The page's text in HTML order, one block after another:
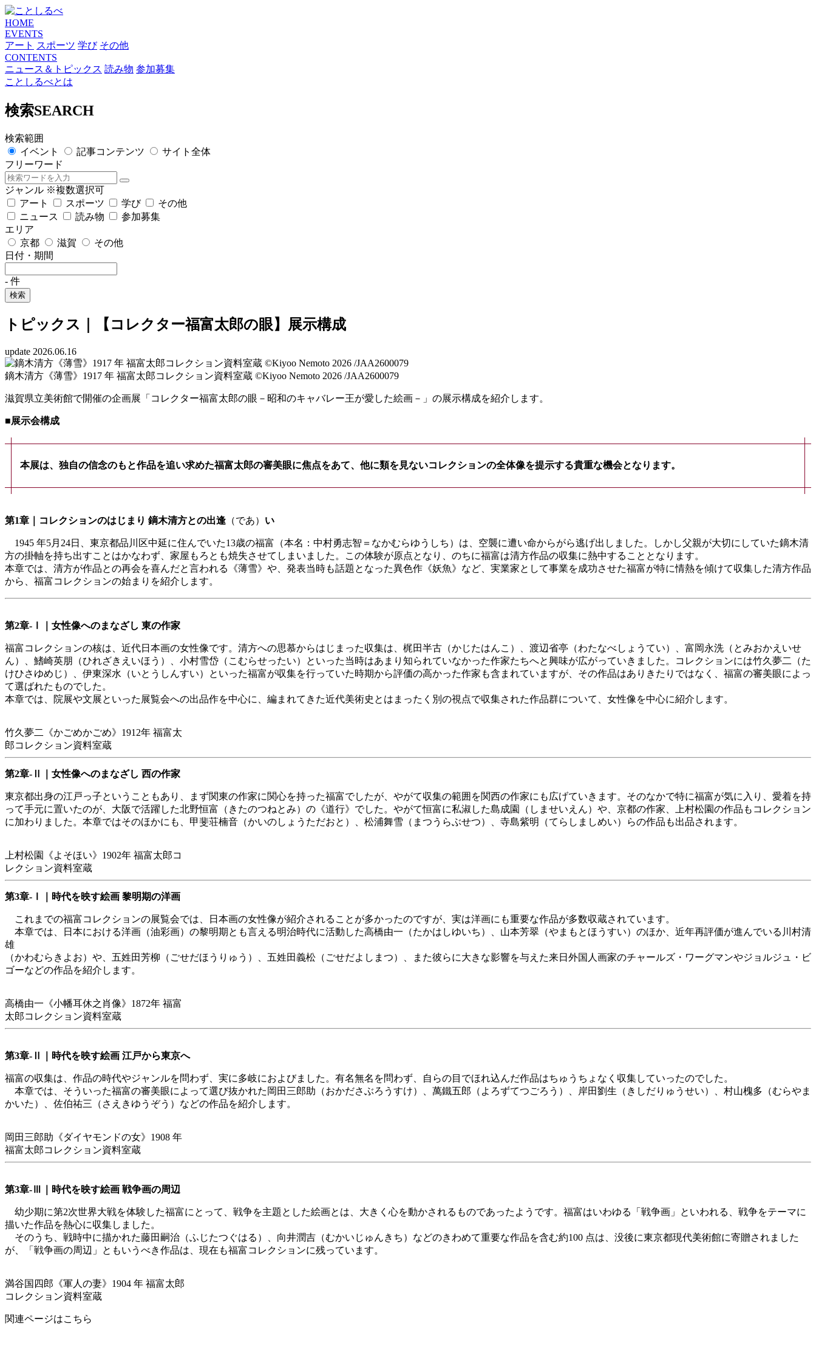
HOME
EVENTS
アート スポーツ 学び その他
CONTENTS
ニュース＆トピックス 読み物 参加募集
ことしるべとは
検索SEARCH
検索範囲
イベント
記事コンテンツ
サイト全体
フリーワード
ジャンル ※複数選択可
アート
スポーツ 学び
その他
ニュース
読み物
参加募集
エリア
京都
滋賀
その他
日付・期間
- 件
検索
トピックス｜【コレクター福富太郎の眼】展示構成
update 2026.06.16
鏑木清方《薄雪》1917 年 福富太郎コレクション資料室蔵 ©Kiyoo Nemoto 2026 /JAA2600079
滋賀県立美術館で開催の企画展「コレクター福富太郎の眼－昭和のキャバレー王が愛した絵画－」の展示構成を紹介します。
■展示会構成
本展は、独自の信念のもと作品を追い求めた福富太郎の審美眼に焦点をあて、他に類を見ないコレクションの全体像を提示する貴重な機会となります。
第1章｜コレクションのはじまり 鏑木清方との出逢 （であ） い
1945 年5月24日、東京都品川区中延に住んでいた13歳の福富（本名：中村勇志智＝なかむらゆうしち）は、空襲に遭い命からがら逃げ出しました。しかし父親が大切にしていた鏑木清
方の掛軸を持ち出すことはかなわず、家屋もろとも焼失させてしまいました。この体験が原点となり、のちに福富は清方作品の収集に熱中することとなります。
本章では、清方が作品との再会を喜んだと言われる《薄雪》や、発表当時も話題となった異色作《妖魚》など、実業家として事業を成功させた福富が特に情熱を傾けて収集した清方作品
から、福富コレクションの始まりを紹介します。
第2章-Ⅰ｜女性像へのまなざし 東の作家
福富コレクションの核は、近代日本画の女性像です。清方への思慕からはじまった収集は、梶田半古（かじたはんこ）、渡辺省亭（わたなべしょうてい）、富岡永洗（とみおかえいせ
ん）、鰭崎英朋（ひれざきえいほう）、小村雪岱（こむらせったい）といった当時はあまり知られていなかった作家たちへと興味が広がっていきました。コレクションには竹久夢二（た
けひさゆめじ）、伊東深水（いとうしんすい）といった福富が収集を行っていた時期から評価の高かった作家も含まれていますが、その作品はありきたりではなく、福富の審美眼によっ
て選ばれたものでした。
本章では、院展や文展といった展覧会への出品作を中心に、編まれてきた近代美術史とはまったく別の視点で収集された作品群について、女性像を中心に紹介します。
竹久夢二《かごめかごめ》1912年 福富太
郎コレクション資料室蔵
第2章-Ⅱ｜女性像へのまなざし 西の作家
東京都出身の江戸っ子ということもあり、まず関東の作家に関心を持った福富でしたが、やがて収集の範囲を関西の作家にも広げていきます。そのなかで特に福富が気に入り、愛着を持
って手元に置いたのが、大阪で活躍した北野恒富（きたのつねとみ）の《道行》でした。やがて恒富に私淑した島成園（しませいえん）や、京都の作家、上村松園の作品もコレクション
に加わりました。本章ではそのほかにも、甲斐荘楠音（かいのしょうただおと）、松浦舞雪（まつうらぶせつ）、寺島紫明（てらしましめい）らの作品も出品されます。
上村松園《よそほい》1902年 福富太郎コ
レクション資料室蔵
第3章-Ⅰ｜時代を映す絵画 黎明期の洋画
これまでの福富コレクションの展覧会では、日本画の女性像が紹介されることが多かったのですが、実は洋画にも重要な作品が多数収蔵されています。
本章では、日本における洋画（油彩画）の黎明期とも言える明治時代に活動した高橋由一（たかはしゆいち）、山本芳翠（やまもとほうすい）のほか、近年再評価が進んでいる川村清
雄
（かわむらきよお）や、五姓田芳柳（ごせだほうりゅう）、五姓田義松（ごせだよしまつ）、また彼らに大きな影響を与えた来日外国人画家のチャールズ・ワーグマンやジョルジュ・ビ
ゴーなどの作品を紹介します。
高橋由一《小幡耳休之肖像》1872年 福富
太郎コレクション資料室蔵
第3章-Ⅱ｜時代を映す絵画 江戸から東京へ
福富の収集は、作品の時代やジャンルを問わず、実に多岐におよびました。有名無名を問わず、自らの目でほれ込んだ作品はちゅうちょなく収集していったのでした。
本章では、そういった福富の審美眼によって選び抜かれた岡田三郎助（おかださぶろうすけ）、萬鐵五郎（よろずてつごろう）、岸田劉生（きしだりゅうせい）、村山槐多（むらやま
かいた）、佐伯祐三（さえきゆうぞう）などの作品を紹介します。
岡田三郎助《ダイヤモンドの女》1908 年
福富太郎コレクション資料室蔵
第3章-Ⅲ｜時代を映す絵画 戦争画の周辺
幼少期に第2次世界大戦を体験した福富にとって、戦争を主題とした絵画とは、大きく心を動かされるものであったようです。福富はいわゆる「戦争画」といわれる、戦争をテーマに
描いた作品を熱心に収集しました。
そのうち、戦時中に描かれた藤田嗣治（ふじたつぐはる）、向井潤吉（むかいじゅんきち）などのきわめて重要な作品を含む約100 点は、没後に東京都現代美術館に寄贈されました
が、「戦争画の周辺」ともいうべき作品は、現在も福富コレクションに残っています。
満谷国四郎《軍人の妻》1904 年 福富太郎
コレクション資料室蔵
関連ページはこちら